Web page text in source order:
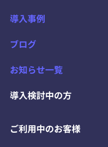
導入事例
ブログ
お知らせ一覧
導入検討中の方
ご利用中のお客様